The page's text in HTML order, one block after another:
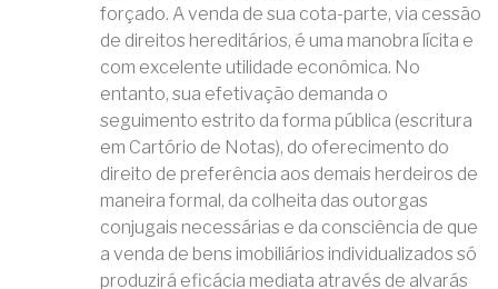
forçado. A venda de sua cota-parte, via cessão
de direitos hereditários, é uma manobra lícita e
com excelente utilidade econômica. No
entanto, sua efetivação demanda o
seguimento estrito da forma pública (escritura
em Cartório de Notas), do oferecimento do
direito de preferência aos demais herdeiros de
maneira formal, da colheita das outorgas
conjugais necessárias e da consciência de que
a venda de bens imobiliários individualizados só
produzirá eficácia mediata através de alvarás